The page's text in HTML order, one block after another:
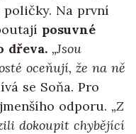
Na první
posuvné
dřeva. „Jsou
oceňují, že na ně
se Soňa. Pro
odporu. „Z
dokoupit chybějící